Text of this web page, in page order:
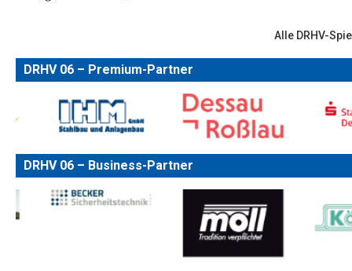
Alle DRHV-
DRHV 06 – Premium-Partner
DRHV 06 – Business-Partner